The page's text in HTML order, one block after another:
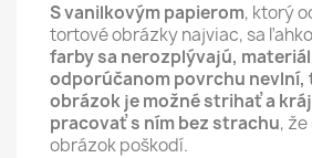
S vanilkovým papierom, ktorý
tortové obrázky najviac, sa
farby sa nerozplývajú,
odporúčanom povrchu nevlní,
obrázok je možné strihať a
pracovať s ním bez strachu,
obrázok poškodí.